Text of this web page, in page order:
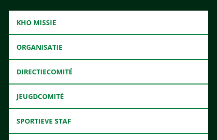
KHO MISSIE
ORGANISATIE
DIRECTIECOMITÉ
JEUGDCOMITÉ
SPORTIEVE STAF